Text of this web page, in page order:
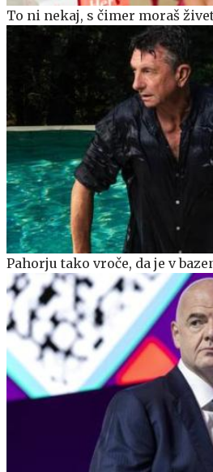
To ni nekaj, s čimer moraš
Pahorju tako vroče, da je v